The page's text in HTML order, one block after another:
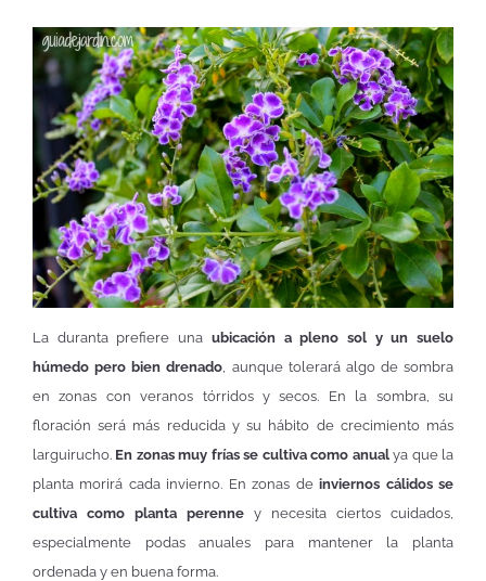
La duranta prefiere una ubicación a pleno sol y un suelo
húmedo pero bien drenado , aunque tolerará algo de sombra
en zonas con veranos tórridos y secos. En la sombra, su
floración será más reducida y su hábito de crecimiento más
larguirucho. En zonas muy frías se cultiva como anualya que la
planta morirá cada invierno. En zonas deinviernos cálidos se
cultiva como planta perenne y necesita ciertos cuidados,
especialmente podas anuales para mantener la planta
ordenada y en buena forma.